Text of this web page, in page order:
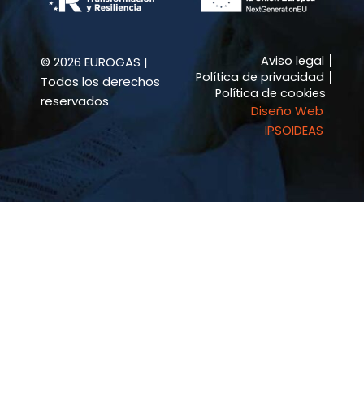
o
-
f
g
m
© 2026 EUROGAS |
Todos los derechos
reservados
Aviso legal
Política de privacidad
Política de cookies
Diseño Web
IPSOIDEAS